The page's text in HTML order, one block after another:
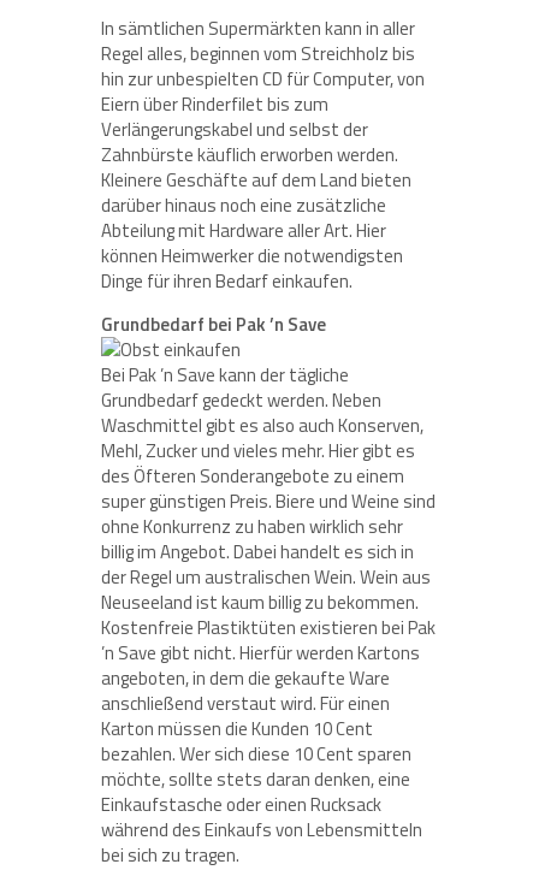
In sämtlichen Supermärkten kann in aller
Regel alles, beginnen vom Streichholz bis
hin zur unbespielten CD für Computer, von
Eiern über Rinderfilet bis zum
Verlängerungskabel und selbst der
Zahnbürste käuflich erworben werden.
Kleinere Geschäfte auf dem Land bieten
darüber hinaus noch eine zusätzliche
Abteilung mit Hardware aller Art. Hier
können Heimwerker die notwendigsten
Dinge für ihren Bedarf einkaufen.
Grundbedarf bei Pak ’n Save
Bei Pak ’n Save kann der tägliche
Grundbedarf gedeckt werden. Neben
Waschmittel gibt es also auch Konserven,
Mehl, Zucker und vieles mehr. Hier gibt es
des Öfteren Sonderangebote zu einem
super günstigen Preis. Biere und Weine sind
ohne Konkurrenz zu haben wirklich sehr
billig im Angebot. Dabei handelt es sich in
der Regel um australischen Wein. Wein aus
Neuseeland ist kaum billig zu bekommen.
Kostenfreie Plastiktüten existieren bei Pak
’n Save gibt nicht. Hierfür werden Kartons
angeboten, in dem die gekaufte Ware
anschließend verstaut wird. Für einen
Karton müssen die Kunden 10 Cent
bezahlen. Wer sich diese 10 Cent sparen
möchte, sollte stets daran denken, eine
Einkaufstasche oder einen Rucksack
während des Einkaufs von Lebensmitteln
bei sich zu tragen.